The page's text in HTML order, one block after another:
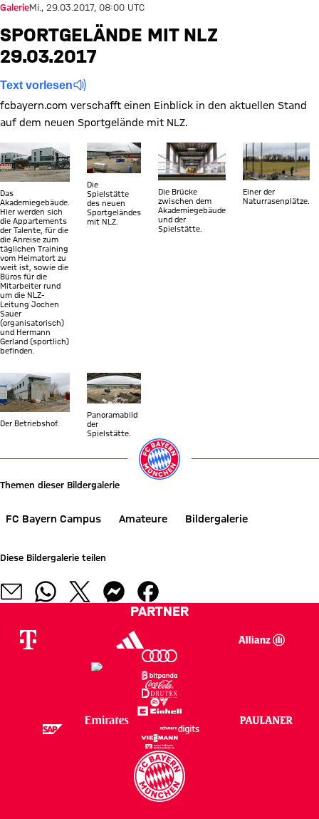
GalerieMi., 29.03.2017, 08:00 UTC
SPORTGELÄNDE MIT NLZ
29.03.2017
Text vorlesen
fcbayern.com verschafft einen Einblick in den aktuellen Stand
auf dem neuen Sportgelände mit NLZ.
Zeige in voller Größe
Das
Akademiegebäude.
Hier werden sich
die Appartements
der Talente, für die
die Anreise zum
täglichen Training
vom Heimatort zu
weit ist, sowie die
Büros für die
Mitarbeiter rund
um die NLZ-
Leitung Jochen
Sauer
(organisatorisch)
und Hermann
Gerland (sportlich)
befinden.
Zeige in voller Größe
Die
Spielstätte
des neuen
Sportgeländes
mit NLZ.
Zeige in voller Größe
Die Brücke
zwischen dem
Akademiegebäude
und der
Spielstätte.
Zeige in voller
Einer der
Naturrasenplätze.
Zeige in voller Größe
Der Betriebshof.
Zeige in voller Größe
Panoramabild
der
Spielstätte.
Themen dieser Bildergalerie
FC Bayern Campus Amateure Bildergalerie
Diese Bildergalerie teilen
PARTNER